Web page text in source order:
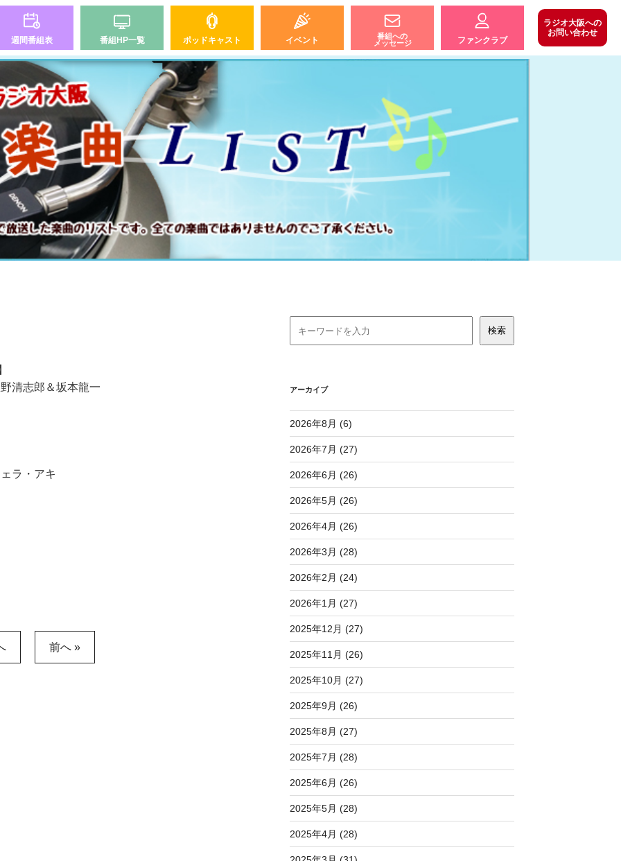
週間番組表 番組HP一覧 ポッドキャスト イベント
番組への
メッセージ
ファンクラブ
ラジオ大阪への
お問い合わせ
清志郎＆坂本龍一
ラ・アキ
前へ »
アーカイブ
2026年8月 (6)
2026年7月 (27)
2026年6月 (26)
2026年5月 (26)
2026年4月 (26)
2026年3月 (28)
2026年2月 (24)
2026年1月 (27)
2025年12月 (27)
2025年11月 (26)
2025年10月 (27)
2025年9月 (26)
2025年8月 (27)
2025年7月 (28)
2025年6月 (26)
2025年5月 (28)
2025年4月 (28)